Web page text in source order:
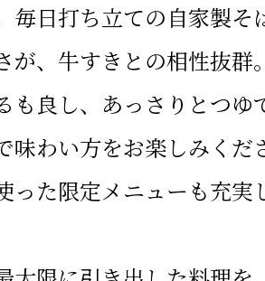
毎日打ち立ての自家製そ
が、牛すきとの相性抜群
も良し、あっさりとつゆ
味わい方をお楽しみくだ
った限定メニューも充実